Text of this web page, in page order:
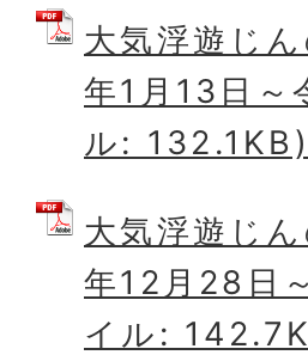
大気浮遊じ
年1月13日
ル: 132.1KB)
大気浮遊じ
年12月28日
イル: